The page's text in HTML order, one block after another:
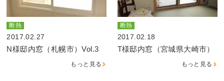
断熱
2017.02.27
N様邸内窓（札幌市）Vol.3
もっと見る
断熱
2017.02.18
T様邸内窓（宮城県大崎市）
もっと見る